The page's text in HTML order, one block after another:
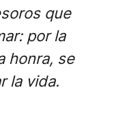
que
por la
honra, se
la vida.